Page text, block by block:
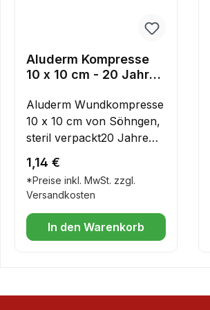
Aluderm Kompresse
10 x 10 cm - 20 Jahre
Aluderm Wundkompresse
10 x 10 cm von Söhngen,
steril verpackt20 Jahre
Haltbar ab
Herstelldatumaluderm®
mit aluminiumbedampfter
geeignet für alle
oberflächlichen Wunden
Regulärer Preis:
1,14 €
*Preise inkl. MwSt. zzgl.
Versandkosten
In den Warenkorb